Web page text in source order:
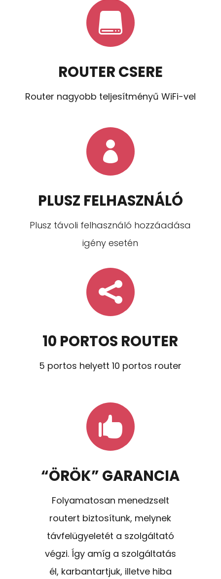

ROUTER CSERE
Router nagyobb teljesítményű WiFi-vel

PLUSZ FELHASZNÁLÓ
Plusz távoli felhasználó hozzáadása
igény esetén

10 PORTOS ROUTER
5 portos helyett 10 portos router

“ÖRÖK” GARANCIA
Folyamatosan menedzselt
routert biztosítunk, melynek
távfelügyeletét a szolgáltató
végzi. Így amíg a szolgáltatás
él, karbantartjuk, illetve hiba